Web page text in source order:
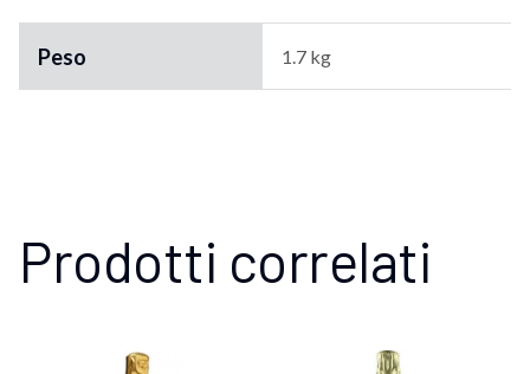
Peso 1.7 kg
Prodotti correlati